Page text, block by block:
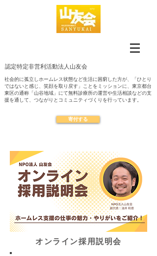
認定​特定非営利活動法人山友会
社会的に孤立しホームレス状態など生活に困窮した方が、「ひとり
ではないと感じ、笑顔を取り戻す」ことをミッションに、東京都台
東区の通称「山谷地域」にて無料診療所の運営や生活相談などの支
援を通して、つながりとコミュニティづくりを行っています。
寄付する
オンライン採用説明会